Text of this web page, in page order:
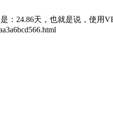
：24.86天，也就是说，使用